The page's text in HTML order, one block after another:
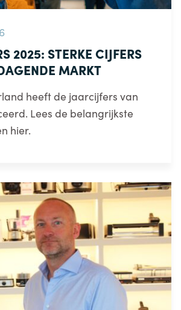
2025: STERKE CIJFERS
MARKT
heeft de jaarcijfers van
Lees de belangrijkste
hier.